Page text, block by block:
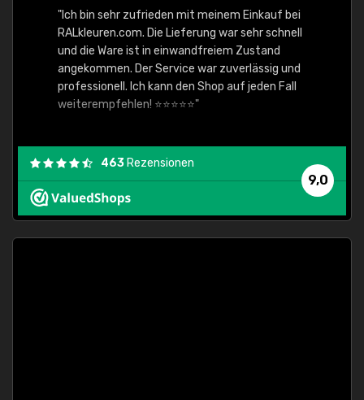
"Ich bin sehr zufrieden mit meinem Einkauf bei
RALkleuren.com. Die Lieferung war sehr schnell
und die Ware ist in einwandfreiem Zustand
angekommen. Der Service war zuverlässig und
professionell. Ich kann den Shop auf jeden Fall
weiterempfehlen! ⭐⭐⭐⭐⭐"
9,0
463 Rezensionen